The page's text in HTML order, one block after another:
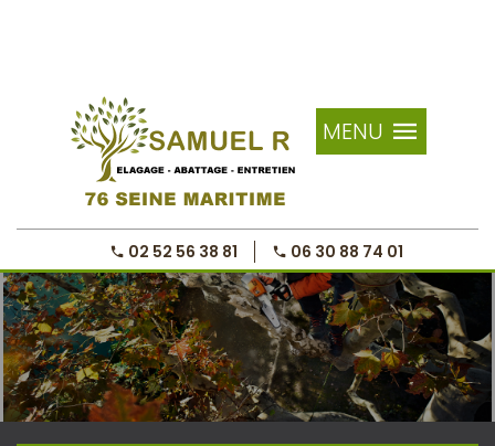
MENU
02 52 56 38 81 06 30 88 74 01